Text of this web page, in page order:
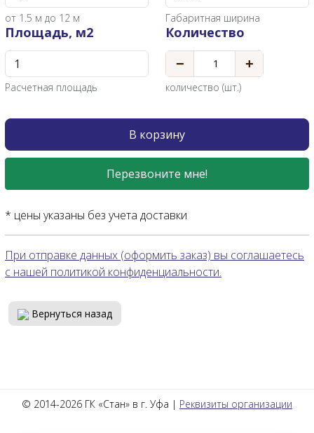
от 1.5 м до 12 м Габаритная ширина
Площадь, м2
Расчетная площадь
Количество
− +
количество (шт.)
В корзину
Перезвоните мне!
* цены указаны без учета доставки
При отправке данных (оформить заказ) вы соглашаетесь
с нашей политикой конфиденциальности.
Вернуться назад
© 2014-2026 ГК «Стан» в г. Уфа | Реквизиты организации